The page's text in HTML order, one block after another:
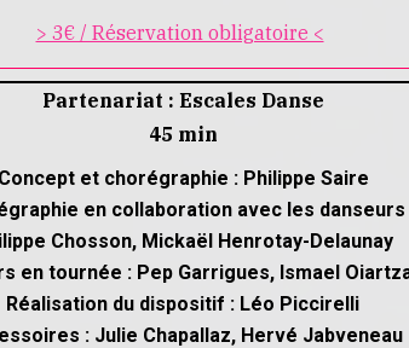
> 3€ / Réservation obligatoire <
Partenariat : Escales Danse
45 min
Concept et chorégraphie : Philippe Saire
en collaboration avec les danseurs
Chosson, Mickaël Henrotay-Delaunay
en tournée : Pep Garrigues, Ismael
Réalisation du dispositif : Léo Piccirelli
: Julie Chapallaz, Hervé Jabveneau